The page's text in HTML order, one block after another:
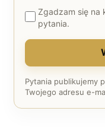
Zgadzam się na
pytania.
Pytania publikujemy
Twojego adresu e-